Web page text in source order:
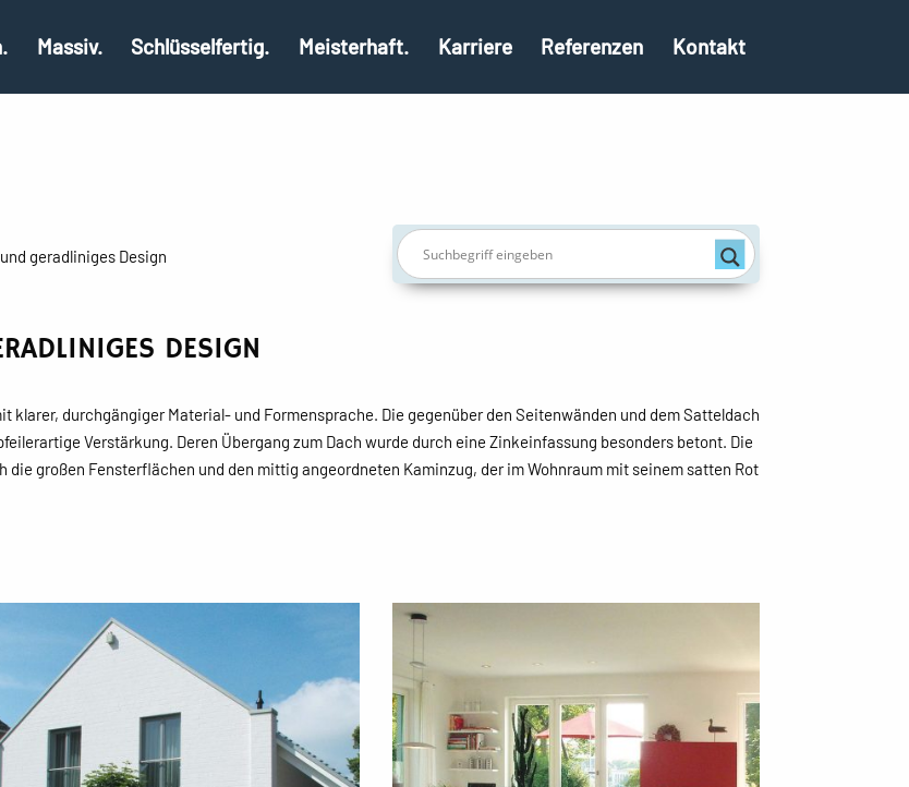
Massiv. Schlüsselfertig. Meisterhaft. Karriere Referenzen Kontakt
geradliniges Design
DESIGN
durchgängiger Material- und Formensprache. Die gegenüber den Seitenwänden und dem Satteldach
Verstärkung. Deren Übergang zum Dach wurde durch eine Zinkeinfassung besonders betont. Die
die großen Fensterflächen und den mittig angeordneten Kaminzug, der im Wohnraum mit seinem satten Rot